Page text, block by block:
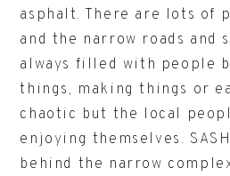
asphalt. There are lots of
and the narrow roads and
always filled with people
things, making things or
chaotic but the local
enjoying themselves.
behind the narrow